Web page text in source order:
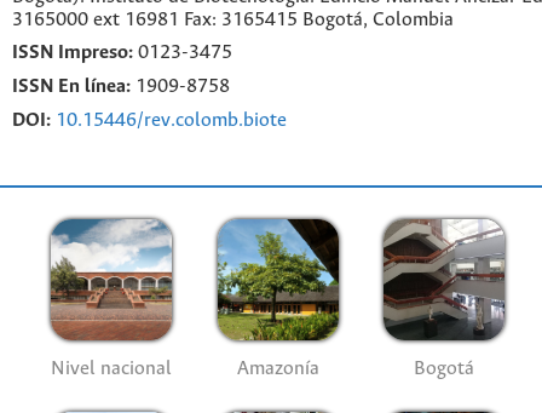
3165000 ext 16981 Fax: 3165415 Bogotá, Colombia
ISSN Impreso: 0123-3475
ISSN En línea: 1909-8758
DOI: 10.15446/rev.colomb.biote
Nivel nacional Amazonía Bogotá